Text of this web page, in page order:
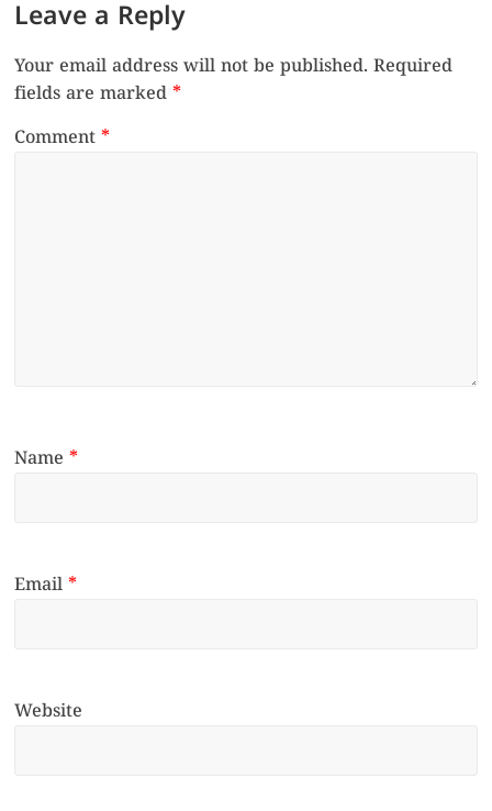
Leave a Reply
Your email address will not be published. Required
fields are marked*
Comment*
Name*
Email*
Website